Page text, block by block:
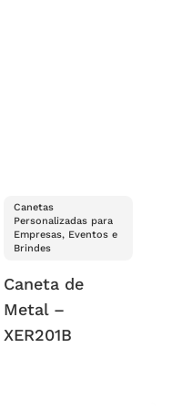
Canetas
Personalizadas para
Empresas, Eventos e
Brindes
Caneta de
Metal –
XER201B